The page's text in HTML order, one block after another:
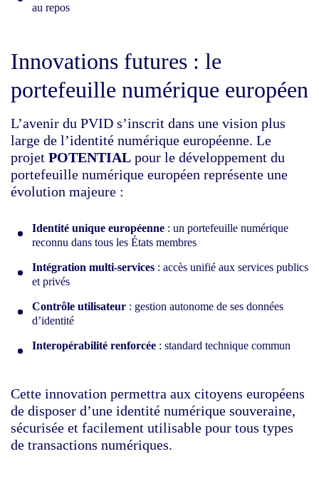
au repos
Innovations futures : le
portefeuille numérique européen
L’avenir du PVID s’inscrit dans une vision plus
large de l’identité numérique européenne. Le
projet POTENTIAL pour le développement du
portefeuille numérique européen représente une
évolution majeure :
Identité unique européenne : un portefeuille numérique
reconnu dans tous les États membres
Intégration multi-services : accès unifié aux services publics
et privés
Contrôle utilisateur : gestion autonome de ses données
d’identité
Interopérabilité renforcée : standard technique commun
Cette innovation permettra aux citoyens européens
de disposer d’une identité numérique souveraine,
sécurisée et facilement utilisable pour tous types
de transactions numériques.